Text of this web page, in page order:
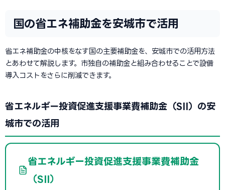
国の省エネ補助金を安城市で活用
省エネ補助金の中核をなす国の主要補助金を、安城市での活用方法
とあわせて解説します。市独自の補助金と組み合わせることで設備
導入コストをさらに削減できます。
省エネルギー投資促進支援事業費補助金（SII）の安
城市での活用
省エネルギー投資促進支援事業費補助金
（SII）